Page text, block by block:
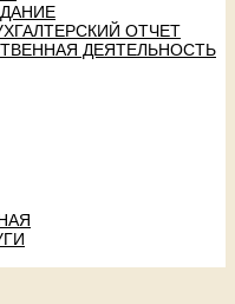
ОТЧЕТ
ДЕЯТЕЛЬНОСТЬ